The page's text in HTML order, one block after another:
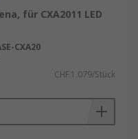
für CXA2011 LED
CXA20
CHF.1.079/Stück